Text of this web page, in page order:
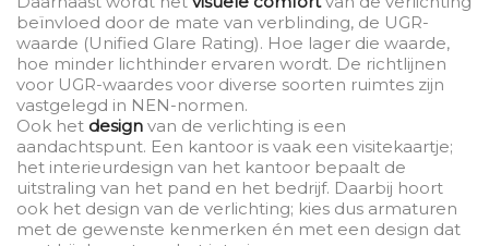
beïnvloed door de mate van verblinding, de UGR-
waarde (Unified Glare Rating). Hoe lager die waarde,
hoe minder lichthinder ervaren wordt. De richtlijnen
voor UGR-waardes voor diverse soorten ruimtes zijn
vastgelegd in NEN-normen.
Ook het design van de verlichting is een
aandachtspunt. Een kantoor is vaak een visitekaartje;
het interieurdesign van het kantoor bepaalt de
uitstraling van het pand en het bedrijf. Daarbij hoort
ook het design van de verlichting; kies dus armaturen
met de gewenste kenmerken én met een design dat